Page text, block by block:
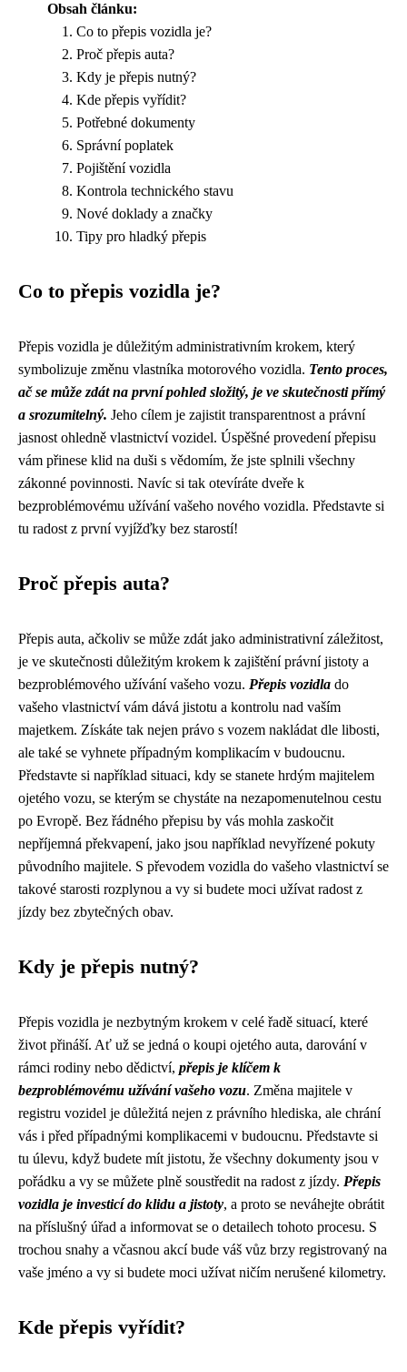
Obsah článku:
Co to přepis vozidla je?
Proč přepis auta?
Kdy je přepis nutný?
Kde přepis vyřídit?
Potřebné dokumenty
Správní poplatek
Pojištění vozidla
Kontrola technického stavu
Nové doklady a značky
Tipy pro hladký přepis
Co to přepis vozidla je?
Přepis vozidla je důležitým administrativním krokem, který
symbolizuje změnu vlastníka motorového vozidla. Tento proces,
ač se může zdát na první pohled složitý, je ve skutečnosti přímý
a srozumitelný. Jeho cílem je zajistit transparentnost a právní
jasnost ohledně vlastnictví vozidel. Úspěšné provedení přepisu
vám přinese klid na duši s vědomím, že jste splnili všechny
zákonné povinnosti. Navíc si tak otevíráte dveře k
bezproblémovému užívání vašeho nového vozidla. Představte si
tu radost z první vyjížďky bez starostí!
Proč přepis auta?
Přepis auta, ačkoliv se může zdát jako administrativní záležitost,
je ve skutečnosti důležitým krokem k zajištění právní jistoty a
bezproblémového užívání vašeho vozu. Přepis vozidla do
vašeho vlastnictví vám dává jistotu a kontrolu nad vaším
majetkem. Získáte tak nejen právo s vozem nakládat dle libosti,
ale také se vyhnete případným komplikacím v budoucnu.
Představte si například situaci, kdy se stanete hrdým majitelem
ojetého vozu, se kterým se chystáte na nezapomenutelnou cestu
po Evropě. Bez řádného přepisu by vás mohla zaskočit
nepříjemná překvapení, jako jsou například nevyřízené pokuty
původního majitele. S převodem vozidla do vašeho vlastnictví se
takové starosti rozplynou a vy si budete moci užívat radost z
jízdy bez zbytečných obav.
Kdy je přepis nutný?
Přepis vozidla je nezbytným krokem v celé řadě situací, které
život přináší. Ať už se jedná o koupi ojetého auta, darování v
rámci rodiny nebo dědictví, přepis je klíčem k
bezproblémovému užívání vašeho vozu. Změna majitele v
registru vozidel je důležitá nejen z právního hlediska, ale chrání
vás i před případnými komplikacemi v budoucnu. Představte si
tu úlevu, když budete mít jistotu, že všechny dokumenty jsou v
pořádku a vy se můžete plně soustředit na radost z jízdy. Přepis
vozidla je investicí do klidu a jistoty, a proto se neváhejte obrátit
na příslušný úřad a informovat se o detailech tohoto procesu. S
trochou snahy a včasnou akcí bude váš vůz brzy registrovaný na
vaše jméno a vy si budete moci užívat ničím nerušené kilometry.
Kde přepis vyřídit?